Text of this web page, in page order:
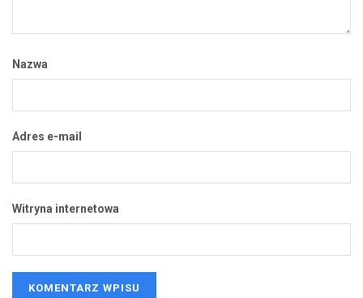
Nazwa
Adres e-mail
Witryna internetowa